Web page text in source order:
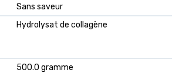
Sans saveur
Hydrolysat de collagène
500.0 gramme